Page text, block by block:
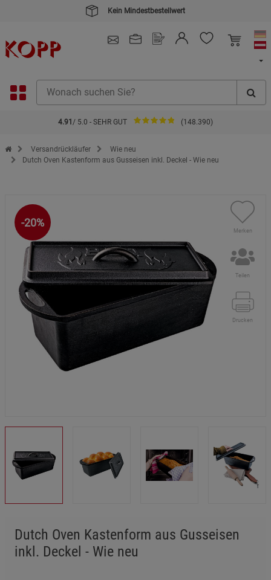
Kein Mindestbestellwert
4.91 / 5.0 - SEHR GUT (148.390)
Zur Startseite des Kopp Verlag Online-Shop
Versandrückläufer
Wie neu
Dutch Oven Kastenform aus Gusseisen inkl. Deckel - Wie neu
-20%
Merken
Teilen
Drucken
Dutch Oven Kastenform aus Gusseisen
inkl. Deckel - Wie neu